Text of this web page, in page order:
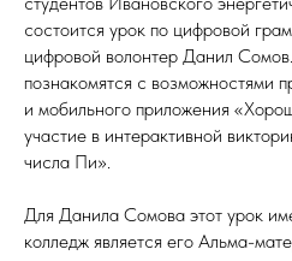
состоится урок по цифровой
цифровой волонтер Данил
познакомятся с возможностями
и мобильного приложения
участие в интерактивной
числа Пи».
Для Данила Сомова этот урок
колледж является его Альма-